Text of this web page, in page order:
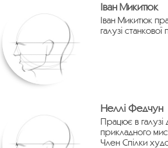
Іван Микитюк
Іван Микитюк
галузі станкової
Неллі Федчун
Працює в галузі
прикладного
Член Спілки